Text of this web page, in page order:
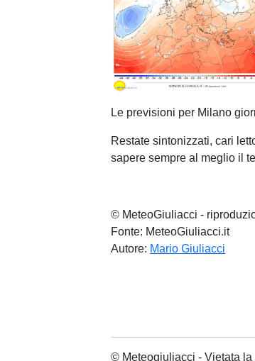
Le previsioni per Milano
Restate sintonizzati, cari
sapere sempre al meglio il
© MeteoGiuliacci -
Fonte: MeteoGiuliacci.it
Autore: Mario Giuliacci
© Meteogiuliacci - Vietata